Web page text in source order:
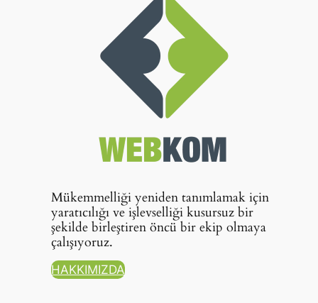
Mükemmelliği yeniden tanımlamak için
yaratıcılığı ve işlevselliği kusursuz bir
şekilde birleştiren öncü bir ekip olmaya
çalışıyoruz.
HAKKIMIZDA